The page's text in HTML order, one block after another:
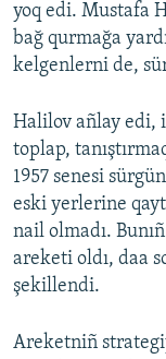
yoq edi. Mustafa
bağ qurmağa
kelgenlerni de,
Halilov añlay edi,
toplap,
1957 senesi
eski yerlerine
nail olmadı.
areketi oldı, daa
şekillendi.
Areketniñ